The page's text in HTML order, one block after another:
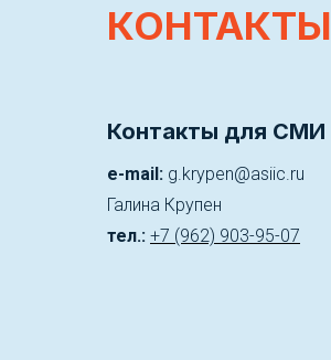
КОНТАКТЫ
Контакты для СМИ
e-mail: g.krypen@asiic.ru
Галина Крупен
тел.: +7 (962) 903-95-07